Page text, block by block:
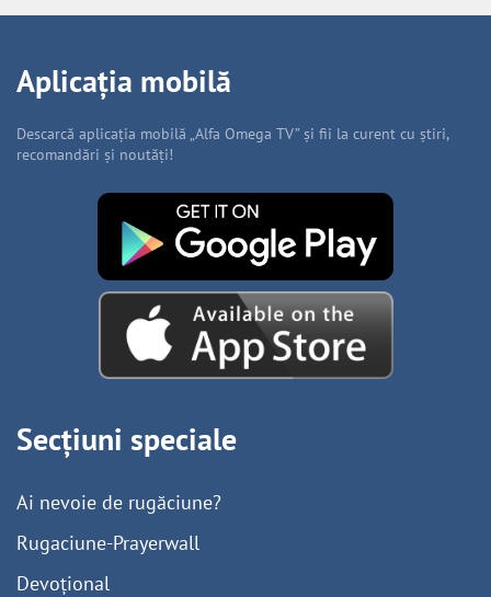
Aplicația mobilă
Descarcă aplicația mobilă „Alfa Omega TV” și fii la curent cu știri,
recomandări și noutăți!
Secțiuni speciale
Ai nevoie de rugăciune?
Rugaciune-Prayerwall
Devoțional